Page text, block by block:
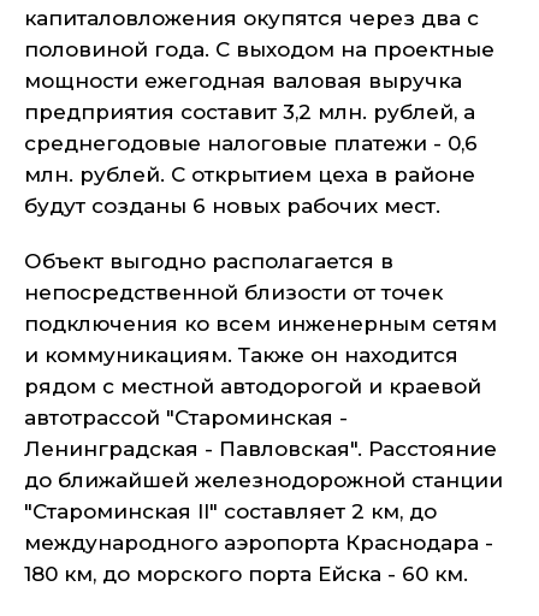
капиталовложения окупятся через два с
половиной года. С выходом на проектные
мощности ежегодная валовая выручка
предприятия составит 3,2 млн. рублей, а
среднегодовые налоговые платежи - 0,6
млн. рублей. С открытием цеха в районе
будут созданы 6 новых рабочих мест.
Объект выгодно располагается в
непосредственной близости от точек
подключения ко всем инженерным сетям
и коммуникациям. Также он находится
рядом с местной автодорогой и краевой
автотрассой "Староминская -
Ленинградская - Павловская". Расстояние
до ближайшей железнодорожной станции
"Староминская II" составляет 2 км, до
международного аэропорта Краснодара -
180 км, до морского порта Ейска - 60 км.